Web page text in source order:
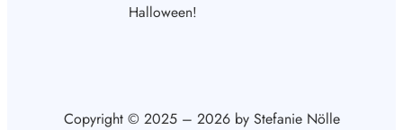
Halloween!
Copyright © 2025 – 2026 by Stefanie Nölle